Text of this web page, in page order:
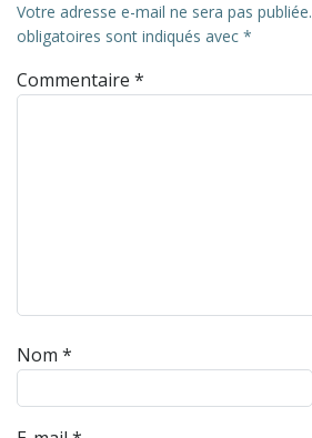
Votre adresse e-mail ne sera pas publiée.
obligatoires sont indiqués avec *
Commentaire *
Nom *